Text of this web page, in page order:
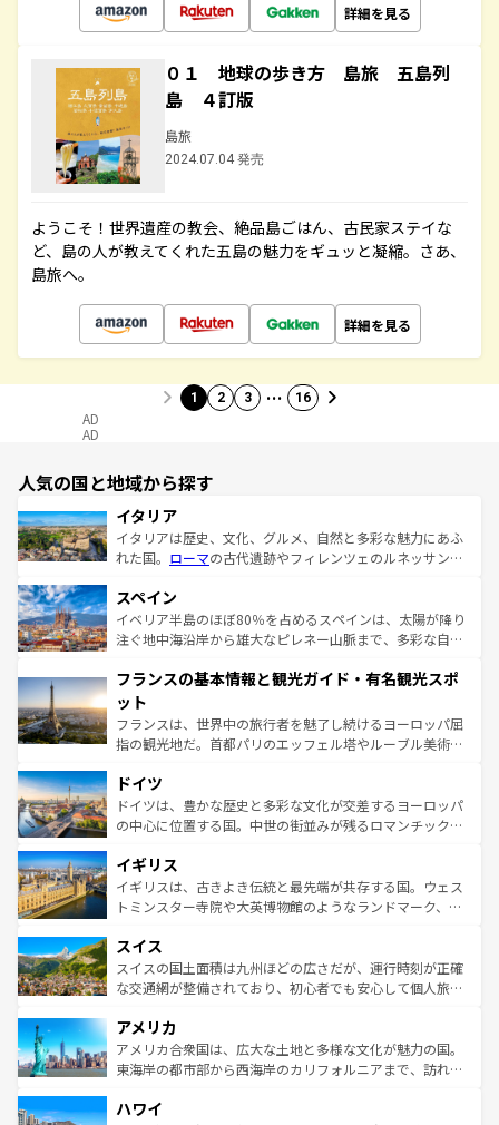
詳細を見る
０１ 地球の歩き方 島旅 五島列
島 ４訂版
島旅
2024.07.04 発売
ようこそ！世界遺産の教会、絶品島ごはん、古民家ステイな
ど、島の人が教えてくれた五島の魅力をギュッと凝縮。さあ、
島旅へ。
詳細を見る
1 2 3 … 16
AD
AD
人気の国と地域から探す
イタリア
イタリアは歴史、文化、グルメ、自然と多彩な魅力にあふ
れた国。 ローマの古代遺跡やフィレンツェのルネッサンス
ろん、トスカーナの美しい田園風景やアマルフィ海岸の絶
景など、自然景観も見逃せない。観光の合間には、本場の
ピザやパスタなど、絶品のイタリア料理を堪能することも
ませてくれるイタリアで、忘れられない旅をしてみよう！
なお、新着のイタリア情報は
しい。
スペイン
イベリア半島のほぼ80％を占めるスペインは、太陽が降り
注ぐ地中海沿岸から雄大なピレネー山脈まで、多彩な自然
文化が根付くこの国では、情熱的なフラメンコ、熱気あふ
れる闘牛、そして美味しいタパスが生活の一部となってい
る。首都マドリードの洗練された雰囲気や、バルセロナの
アートに溢れた街角から、地方では古代ローマ遺跡や中世
せる。地方によって風土や気候が異なるスペインはその個
性で訪れる人を魅了する。 なお、新着のスペイン情報は コ
ンテンツ一覧を参照してほしい。
フランスの基本情報と観光ガイド・有名観光スポ
ット
フランスは、世界中の旅行者を魅了し続けるヨーロッパ屈
指の観光地だ。首都パリのエッフェル塔やルーブル美術館
で、幅広い魅力が詰まっている。華麗な宮殿、歴史的な大
聖堂、美しいビーチ、そして豊かな自然が、訪れる者を心
から魅了する。また、フランスは美食の国としても知ら
いる。シャンパンの発祥地であるランス、プロヴァンスの
香り高いラベンダー畑など、多彩な楽しみ方が可能だ。さ
らに、パリ以外の地域にも魅力が溢れており、どの街角に
れる地方に足を運ぶとそれぞれで全く異なる文化を体験で
きるだろう。 なお、新着のフランス情報はコンテンツ一覧
を参照してほしい。
ドイツ
ドイツは、豊かな歴史と多彩な文化が交差するヨーロッパ
の中心に位置する国。中世の街並みが残るロマンチック街
顔を持つこの国は、どこを歩いても飽きることがない。ベ
ルリンの文化的活気、バイエルン州のアルプスの絶景、そ
してライン川沿いのワイン畑といった風景は必見。ビール
は、お酒好きな人にはぜひ体験してほしい。 なお、新着の
ドイツ情報はコンテンツ一覧を参照してほしい。
イギリス
イギリスは、古きよき伝統と最先端が共存する国。ウェス
トミンスター寺院や大英博物館のようなランドマーク、歴
リアごとに異なる魅力がある。また、優雅なアフタヌーン
ティー、ビール好きにはたまらない英国パブ、サッカー観
戦など、本場だからこそできる体験も豊富。イギリスを旅
ンツ一覧を参照してほしい。
スイス
スイスの国土面積は九州ほどの広さだが、運行時刻が正確
な交通網が整備されており、初心者でも安心して個人旅行
の建物がそのまま残る町や、スイスならではのユニークな
博物館もあり、アルプス観光だけでなく町歩きも満喫する
ことができる。国民の所得が高いため物価も高いが、旅行
ば市内交通費無料で観光を楽しむこともできる。 なお、新
アメリカ
アメリカ合衆国は、広大な土地と多様な文化が魅力の国。
東海岸の都市部から西海岸のカリフォルニアまで、訪れる
のような巨大都市は、観光、ショッピング、エンターテイ
ハワイ